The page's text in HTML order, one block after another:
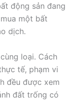
động sản đang
một bất
dịch.
loại. Cách
tế, phạm vi
đều được xem
đất trống có